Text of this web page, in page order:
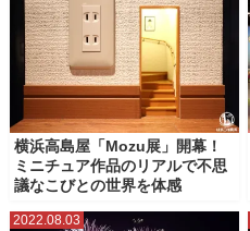
横浜高島屋「Mozu展」開幕！
ミニチュア作品のリアルで不思
議なこびとの世界を体感
2022.08.03